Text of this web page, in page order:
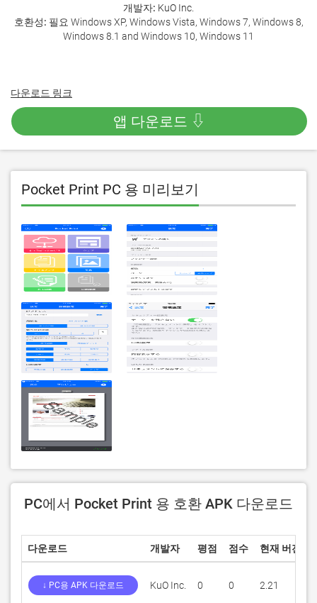
개발자: KuO Inc.
호환성: 필요 Windows XP, Windows Vista, Windows 7, Windows 8,
Windows 8.1 and Windows 10, Windows 11
다운로드 링크
앱 다운로드 ⇩
Pocket Print PC 용 미리보기
PC에서 Pocket Print 용 호환 APK 다운로드
다운로드 개발자 평점 점수 현재 버전
↓ PC용 APK 다운로드 KuO Inc. 0 0 2.21